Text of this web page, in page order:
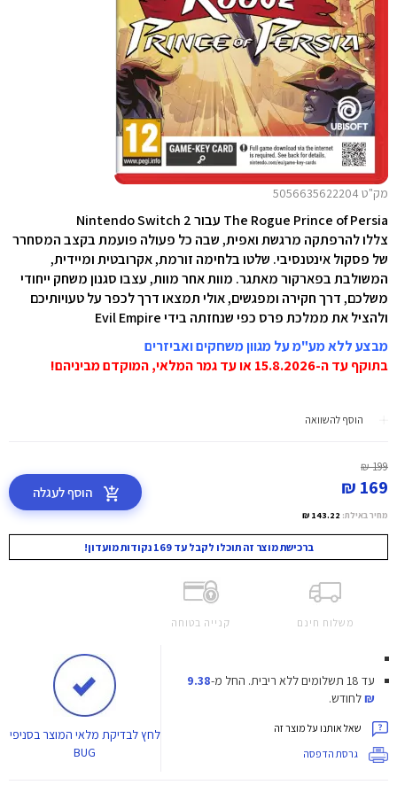
מק"ט 5056635622204
The Rogue Prince of Persia עבור Nintendo Switch 2
צללו להרפתקה מרגשת ואפית, שבה כל פעולה פועמת בקצב המסחרר
של פסקול אינטנסיבי. שלטו בלחימה זורמת, אקרובטית ומיידית,
המשולבת בפארקור מאתגר. מוות אחר מוות, עצבו סגנון משחק ייחודי
משלכם, דרך חקירה ומפגשים, אולי תמצאו דרך לכפר על טעויותיכם
ולהציל את ממלכת פרס כפי שנחזתה בידי Evil Empire
מבצע ללא מע"מ על מגוון משחקים ואביזרים
בתוקף עד ה-15.8.2026 או עד גמר המלאי, המוקדם מביניהם!
הוסף להשוואה
199 ₪
169 ₪
מחיר באילת: 143.22 ₪
הוסף לעגלה
ברכישת מוצר זה תוכלו לקבל עד 169 נקודות מועדון!
משלוח חינם קנייה בטוחה
עד 18 תשלומים ללא ריבית. החל מ-9.38
₪לחודש.
שאל אותנו על מוצר זה
גרסת הדפסה
לחץלבדיקת מלאי המוצר בסניפי
BUG